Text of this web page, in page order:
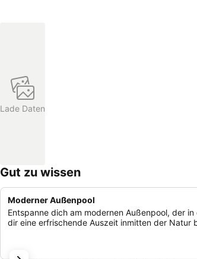
Lade Daten
Gut zu wissen
Moderner Außenpool
Entspanne dich am modernen Außenpool, der
dir eine erfrischende Auszeit inmitten der Natur